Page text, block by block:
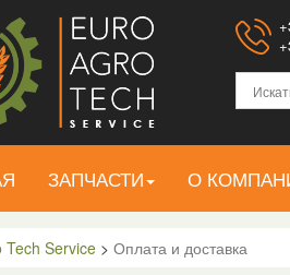
ЗАПЧАСТИ О
Tech Service > Оплата и доставка